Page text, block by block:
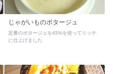
じゃがいものポタージュ
定番のポタージュを45%を使ってリッチ
に仕上げました